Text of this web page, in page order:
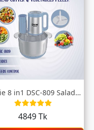
Disnie 8 in1 DSC-809 Salad Cutter &a...
4849 Tk